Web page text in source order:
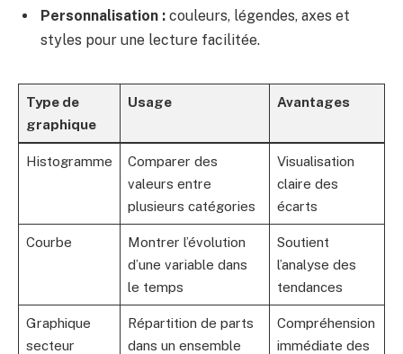
Personnalisation : couleurs, légendes, axes et
styles pour une lecture facilitée.
Type de
graphique
Usage Avantages
Histogramme
Comparer des
valeurs entre
plusieurs catégories
Visualisation
claire des
écarts
Courbe
Montrer l’évolution
d’une variable dans
le temps
Soutient
l’analyse des
tendances
Graphique
secteur
Répartition de parts
dans un ensemble
Compréhension
immédiate des